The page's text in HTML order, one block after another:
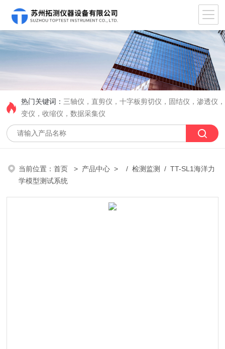
热门关键词： 三轴仪，直剪仪，十字板剪切仪，固结仪，渗透仪
变仪，收缩仪，数据采集仪
当前位置：首页 > 产品中心 > /检测监测
/ TT-SL1海洋力
学模型测试系统